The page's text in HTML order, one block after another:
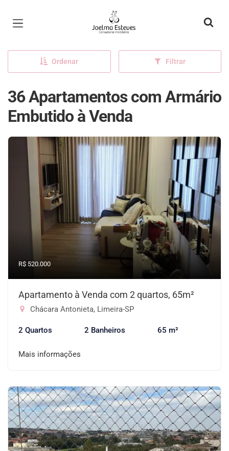
Página inicial
Ordenar Filtrar
36 Apartamentos com Armário
Embutido à Venda
R$ 520.000
Apartamento à Venda com 2 quartos, 65m²
Chácara Antonieta, Limeira-SP
2 Quartos 2 Banheiros 65 m²
Mais informações